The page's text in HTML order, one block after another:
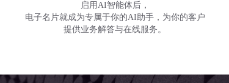
启用AI智能体后，
电子名片就成为专属于你的AI助手，为你的客户
提供业务解答与在线服务。